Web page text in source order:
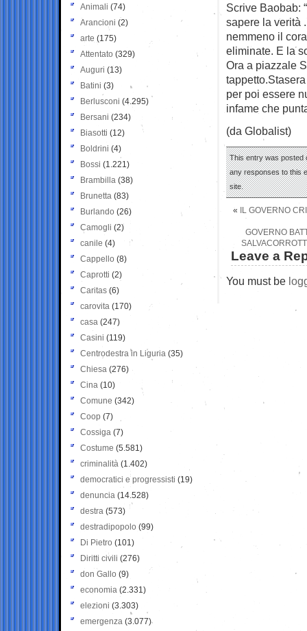
Scrive Baobab:
sapere la verità
nemmeno il
eliminate. E la
Ora a piazzale
per poi essere
infame che
(da Globalist)
This entry was posted
any responses to this
site.
« IL GOVERNO
GOVERNO
Leave a
You must be
Animali (74)
Arancioni (2)
arte (175)
Attentato (329)
Auguri (13)
Batini (3)
Berlusconi (4.295)
Bersani (234)
Biasotti (12)
Boldrini (4)
Bossi (1.221)
Brambilla (38)
Brunetta (83)
Burlando (26)
Camogli (2)
canile (4)
Cappello (8)
Caprotti (2)
Caritas (6)
carovita (170)
casa (247)
Casini (119)
Centrodestra in Liguria (35)
Chiesa (276)
Cina (10)
Comune (342)
Coop (7)
Cossiga (7)
Costume (5.581)
criminalità (1.402)
democratici e progressisti (19)
denuncia (14.528)
destra (573)
destradipopolo (99)
Di Pietro (101)
Diritti civili (276)
don Gallo (9)
economia (2.331)
elezioni (3.303)
emergenza (3.077)